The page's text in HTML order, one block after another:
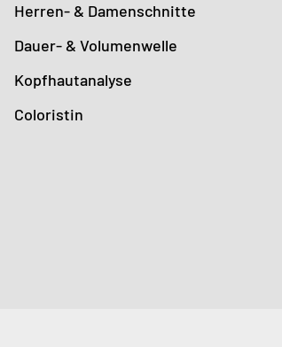
Herren- & Damenschnitte
Dauer- & Volumenwelle
Kopfhautanalyse
Coloristin